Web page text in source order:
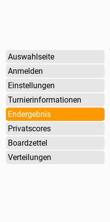
Auswahlseite
Anmelden
Einstellungen
Turnierinformationen
Endergebnis
Privatscores
Boardzettel
Verteilungen